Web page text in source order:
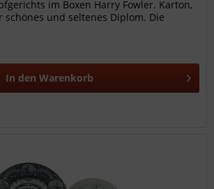
im Boxen Harry Fowler. Karton,
schönes und seltenes Diplom. Die
In den Warenkorb